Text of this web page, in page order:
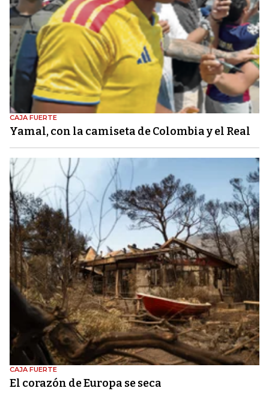
CAJA FUERTE
Yamal, con la camiseta de Colombia y el Real
CAJA FUERTE
El corazón de Europa se seca